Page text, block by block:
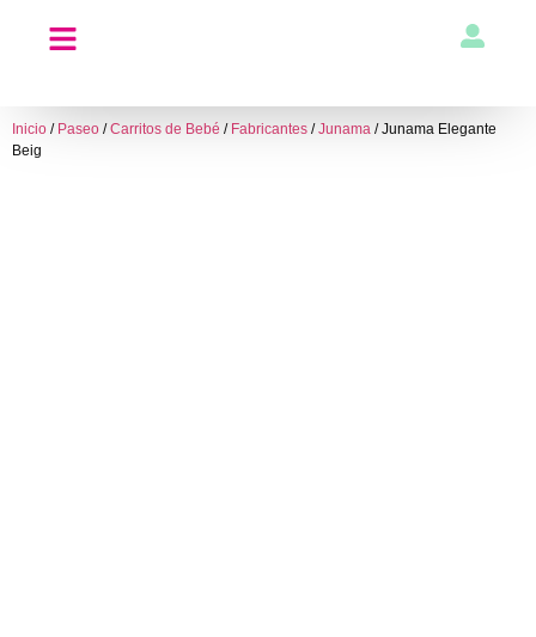
Inicio / Paseo /Carritos de Bebé / Fabricantes /Junama / Junama Elegante
Beig